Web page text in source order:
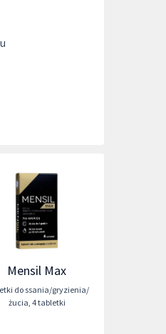
Mensil Max
do ssania/gryzienia/
żucia 4 tabletki